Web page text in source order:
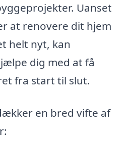
Uanset
at renovere dit hjem
helt nyt, kan
dig med at få
fra start til slut.
en bred vifte af